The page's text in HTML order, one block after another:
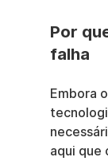
Por
falha
Embora
aqui que